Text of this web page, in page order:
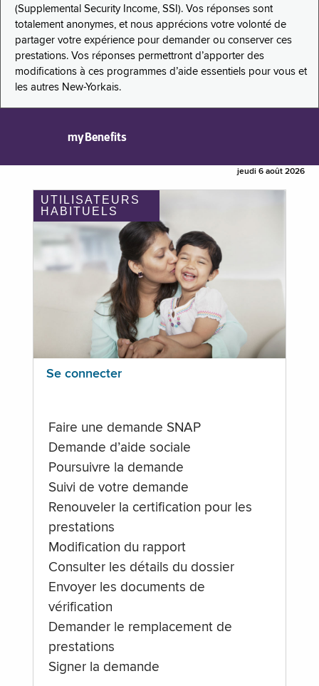
(Supplemental Security Income, SSI). Vos réponses sont
totalement anonymes, et nous apprécions votre volonté de
partager votre expérience pour demander ou conserver ces
prestations. Vos réponses permettront d’apporter des
modifications à ces programmes d’aide essentiels pour vous et
les autres New-Yorkais.
myBenefits
jeudi 6 août 2026
UTILISATEURS
HABITUELS
Se connecter
Faire une demande SNAP
Demande d’aide sociale
Poursuivre la demande
Suivi de votre demande
Renouveler la certification pour les
prestations
Modification du rapport
Consulter les détails du dossier
Envoyer les documents de
vérification
Demander le remplacement de
prestations
Signer la demande